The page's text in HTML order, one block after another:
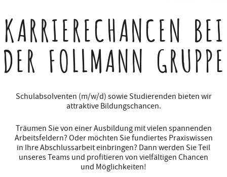
KARRIERECHANCEN BEI
DER FOLLMANN GRUPPE
Schulabsolventen (m/w/d) sowie Studierenden bieten wir
attraktive Bildungschancen.
Träumen Sie von einer Ausbildung mit vielen spannenden
Arbeitsfeldern? Oder möchten Sie fundiertes Praxiswissen
in Ihre Abschlussarbeit einbringen? Dann werden Sie Teil
unseres Teams und profitieren von vielfältigen Chancen
und Möglichkeiten!